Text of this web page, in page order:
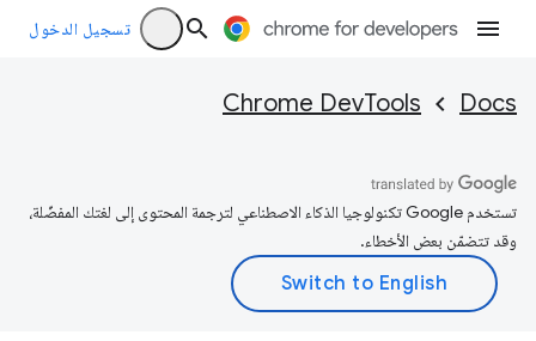
تسجيل الدخول
Docs
Chrome DevTools
تستخدم Google تكنولوجيا الذكاء الاصطناعي لترجمة المحتوى إلى لغتك المفضّلة،
وقد تتضمّن بعض الأخطاء.